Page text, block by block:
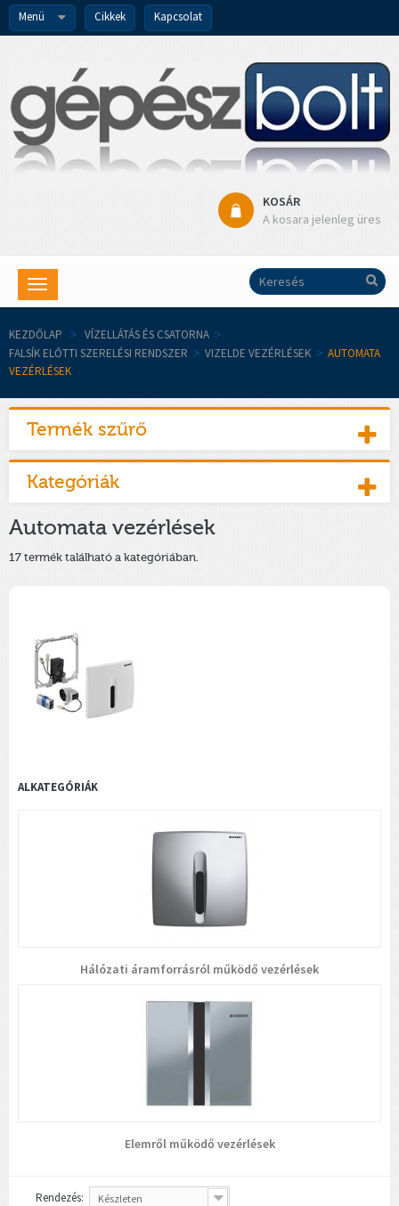
Menü Cikkek Kapcsolat
KOSÁR
A kosara jelenleg üres
Toggle
navigation
KEZDŐLAP > VÍZELLÁTÁS ÉS CSATORNA >
FALSÍK ELŐTTI SZERELÉSI RENDSZER > VIZELDE VEZÉRLÉSEK > AUTOMATA
VEZÉRLÉSEK
Termék szűrő
Kategóriák
Automata vezérlések
17 termék található a kategóriában.
ALKATEGÓRIÁK
Hálózati áramforrásról működő vezérlések
Elemről működő vezérlések
Rendezés: Készleten